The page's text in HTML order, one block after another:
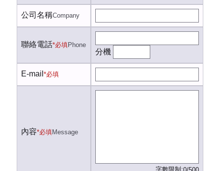
公司名稱Company
聯絡電話*必填Phone
分機
E-mail *必填
內容*必填Message
字數限制: